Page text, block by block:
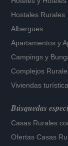
Hostales Rurales
Albergues
Apartamentos y
Campings y
Complejos
Viviendas
Búsquedas
Casas Rurales
Ofertas Casas